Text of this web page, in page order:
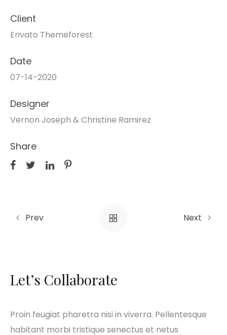
Client
Envato Themeforest
Date
07-14-2020
Designer
Vernon Joseph & Christine Ramirez
Share
Prev Next
Let’s Collaborate
Proin feugiat pharetra nisi in viverra. Pellentesque
habitant morbi tristique senectus et netus